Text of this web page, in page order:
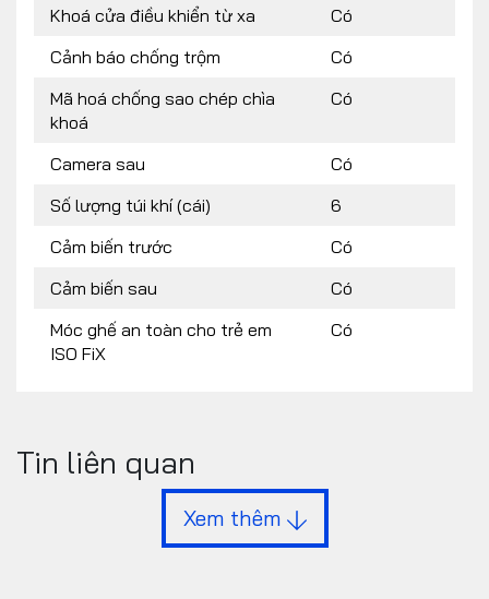
Khoá cửa điều khiển từ xa
Có
Cảnh báo chống trộm
Có
Mã hoá chống sao chép chìa
khoá
Có
Camera sau
Có
Số lượng túi khí (cái)
6
Cảm biến trước
Có
Cảm biến sau
Có
Móc ghế an toàn cho trẻ em
ISO FiX
Có
Tin liên quan
Xem thêm